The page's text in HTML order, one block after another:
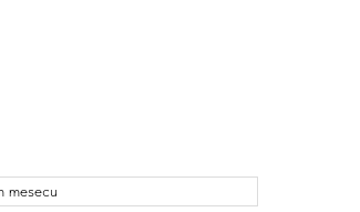
mesecu